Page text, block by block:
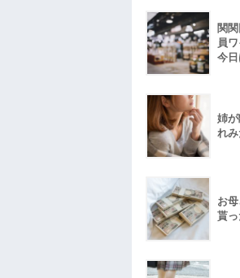
私「初めて飲む
【GIF】JSのカ
後続車にクラク
んだ！降りてこい
【衝撃】報酬
【ネット騒然】
ｗｗｗｗｗｗｗｗ
【愕然】白のク
百年の恋12-899
【悲報】佐藤輝
関
員
今日
姉が
れみ
お
貰っ